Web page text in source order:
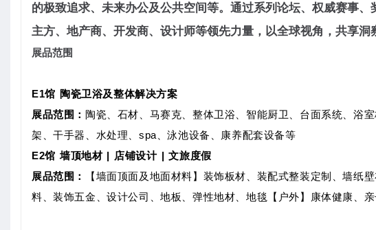
的极致追求、未来办公及公共空间等。通过系列论坛、权威赛事
主方、地产商、开发商、设计师等领先力量，以全球视角，共享洞
展品范围
E1馆 陶瓷卫浴及整体解决方案
展品范围： 陶瓷、石材、马赛克、整体卫浴、智能厨卫、台面系统、浴
架、干手器、水处理、spa、泳池设备、康养配套设备等
E2馆 墙顶地材 | 店铺设计 | 文旅度假
展品范围：
【墙面顶面及地面材料】装饰板材、装配式整装定制、墙纸
料、装饰五金、设计公司、地板、弹性地材、地毯 【户外】康体健康、